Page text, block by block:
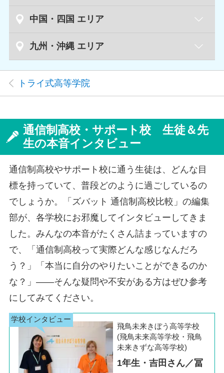
盛岡キャンパス
泉中央キャンパス
山形県 山形キャンパス
郡山キャンパス
足利キャンパス
群馬県 高崎キャンパス
埼玉県
大宮キャンパス
川越キャンパス
西船橋キャンパス
柏キャンパス
東京都
飯田橋キャンパス
新宿キャンパス
豊洲キャンパス
神奈川県
横浜キャンパス
戸塚キャンパス
山梨県 甲府キャンパス
長野県
長野キャンパス
松本キャンパス
岐阜県 岐阜キャンパス
静岡県
静岡キャンパス
浜松キャンパス
三島キャンパス
愛知県
千種キャンパス
金山キャンパス
三重県
四日市キャンパス
津駅前キャンパス
滋賀県 草津キャンパス
京都府
京都駅前キャンパス
丸太町キャンパス
丹波橋キャンパス
梅田キャンパス
京橋キャンパス
兵庫県
三宮キャンパス
姫路キャンパス
西宮北口キャンパス
奈良県
西大寺キャンパス
大和八木キャンパス
和歌山県 和歌山キャンパス
中国・四国 エリア
鳥取県 鳥取キャンパス
岡山キャンパス
広島県
横川キャンパス
緑井キャンパス
広島キャンパス
山口県 新山口キャンパス
徳島県 徳島キャンパス
香川県 高松キャンパス
愛媛県 松山キャンパス
高知県 高知キャンパス
九州・沖縄 エリア
福岡県
福岡天神キャンパス
小倉キャンパス
佐賀県 佐賀キャンパス
長崎県
佐世保キャンパス
熊本県 熊本駅前キャンパス
大分県 大分キャンパス
宮崎県 宮崎キャンパス
鹿児島県 鹿児島中央キャンパス
沖縄県
小禄キャンパス
那覇新都心キャンパス
トライ式高等学院
通信制高校・サポート校 生徒＆先
生の本音インタビュー
通信制高校やサポート校に通う生徒は、どんな目
標を持っていて、普段どのように過ごしているの
でしょうか。「ズバット 通信制高校比較」の編集
部が、各学校にお邪魔してインタビューしてきま
した。みんなの本音がたくさん詰まっていますの
で、「通信制高校って実際どんな感じなんだろ
う？」「本当に自分のやりたいことができるのか
な？」――そんな疑問や不安がある方はぜひ参考
にしてみてください。
飛鳥未来きぼう高等学校
(飛鳥未来高等学校・飛鳥
未来きずな高等学校)
1年生・吉田さん／冨